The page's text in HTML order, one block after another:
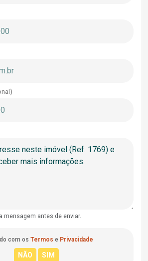
mensagem antes de enviar.
com os Termos e Privacidade